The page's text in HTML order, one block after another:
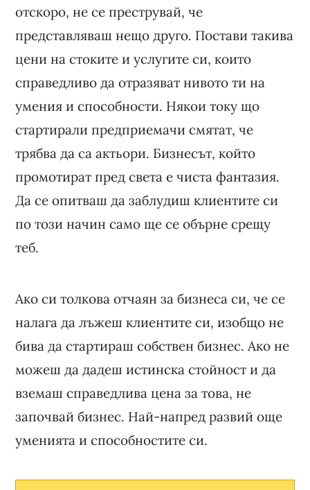
отскоро, не се преструвай, че
представляваш нещо друго. Постави такива
цени на стоките и услугите си, които
справедливо да отразяват нивото ти на
умения и способности. Някои току що
стартирали предприемачи смятат, че
трябва да са актьори. Бизнесът, който
промотират пред света е чиста фантазия.
Да се опитваш да заблудиш клиентите си
по този начин само ще се обърне срещу
теб.
Ако си толкова отчаян за бизнеса си, че се
налага да лъжеш клиентите си, изобщо не
бива да стартираш собствен бизнес. Ако не
можеш да дадеш истинска стойност и да
вземаш справедлива цена за това, не
започвай бизнес. Най-напред развий още
уменията и способностите си.